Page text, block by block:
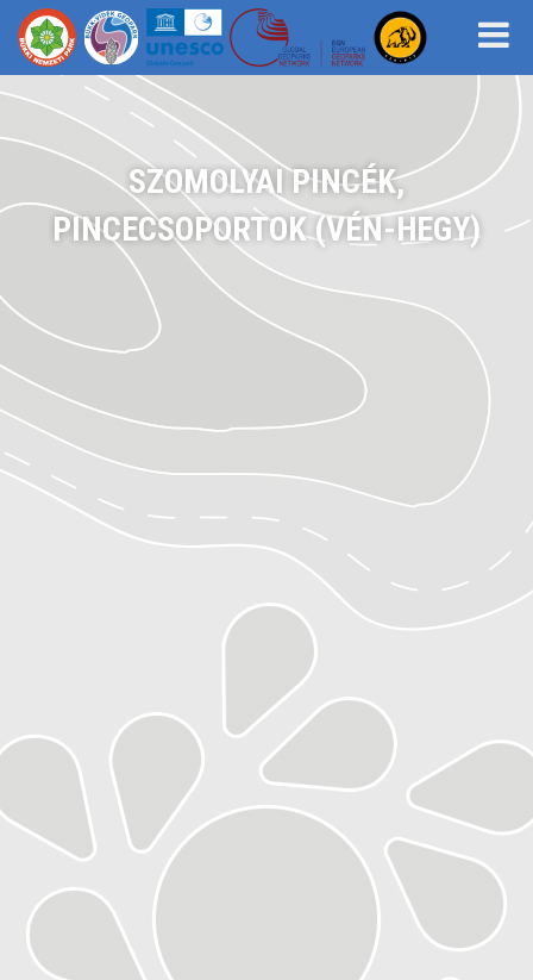
SZOMOLYAI PINCÉK,
PINCECSOPORTOK (VÉN-HEGY)